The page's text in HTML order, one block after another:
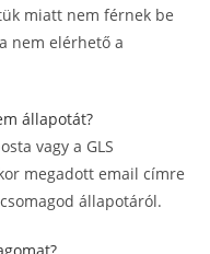
miatt nem férnek be
nem elérhető a
állapotát?
vagy a GLS
megadott email címre
állapotáról.